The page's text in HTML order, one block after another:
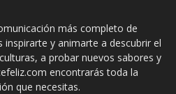
más completo de
y animarte a descubrir el
a probar nuevos sabores y
encontrarás toda la
que necesitas.